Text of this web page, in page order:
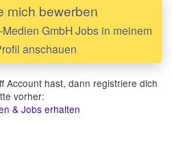
mich bewerben
GmbH Jobs in meinem
anschauen
Account hast, dann registriere dich
vorher:
& Jobs erhalten